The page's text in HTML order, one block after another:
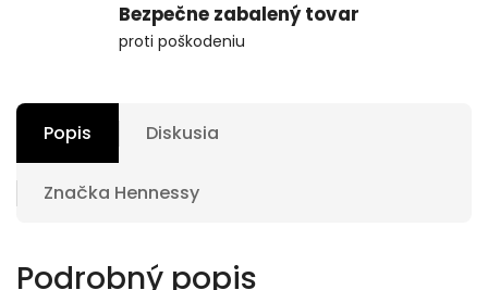
Bezpečne zabalený tovar
proti poškodeniu
Popis Diskusia
Značka Hennessy
Podrobný popis